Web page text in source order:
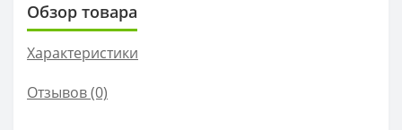
Обзор товара
Характеристики
Отзывов (0)